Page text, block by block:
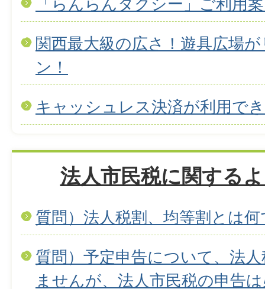
「らんらんタクシー」ご利用
関西最大級の広さ！遊具広場
ン！
キャッシュレス決済が利用で
法人市民税に関する
質問）法人税割、均等割とは
質問）予定申告について、法
ませんが、法人市民税の申告